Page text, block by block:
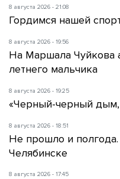
8 августа 2026 - 21:08
Гордимся нашей
8 августа 2026 - 19:56
На Маршала Чуйкова
летнего мальчика
8 августа 2026 - 19:25
«Черный-черный дым,
8 августа 2026 - 18:51
Не прошло и
Челябинске
8 августа 2026 - 17:45